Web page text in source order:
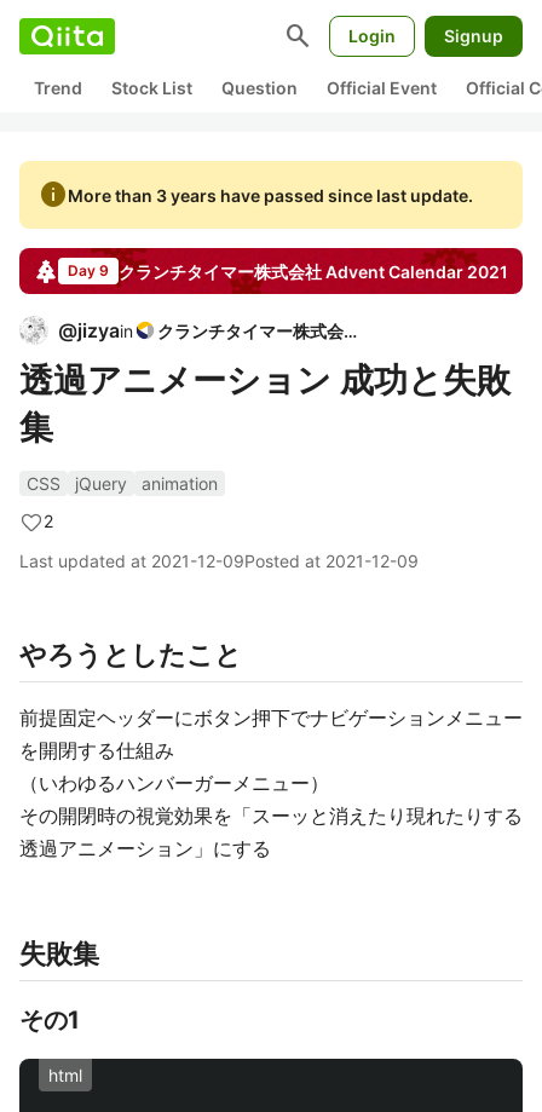
search Login Signup
Trend Stock List Question Official Event Official
infoMore than 3 years have passed since last update.
Day 9 クランチタイマー株式会社Advent Calendar2021
@jizyain クランチタイマー株式会社
透過アニメーション 成功と失敗
集
CSS jQuery
animation
2
Last updated at 2021-12-09Posted at 2021-12-09
やろうとしたこと
前提固定ヘッダーにボタン押下でナビゲーションメニュー
を開閉する仕組み
（いわゆるハンバーガーメニュー）
その開閉時の視覚効果を「スーッと消えたり現れたりする
透過アニメーション」にする
失敗集
その1
html